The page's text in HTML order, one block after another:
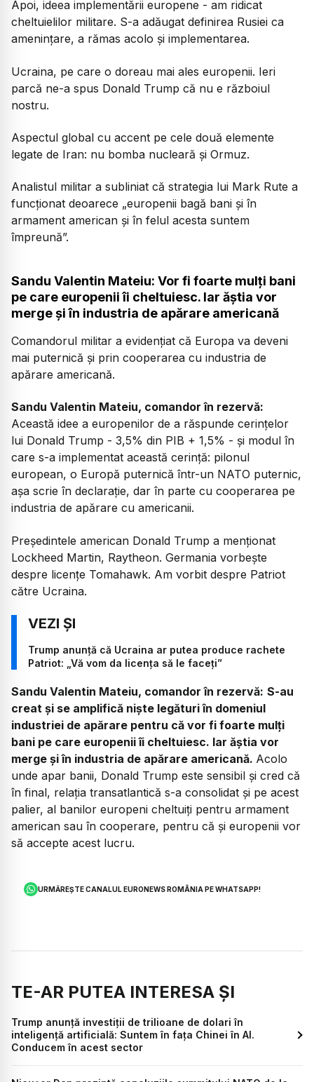
Apoi, ideea implementării europene - am ridicat
cheltuielilor militare. S-a adăugat definirea Rusiei ca
amenințare, a rămas acolo și implementarea.
Ucraina, pe care o doreau mai ales europenii. Ieri
parcă ne-a spus Donald Trump că nu e războiul
nostru.
Aspectul global cu accent pe cele două elemente
legate de Iran: nu bomba nucleară și Ormuz.
Analistul militar a subliniat că strategia lui Mark Rute a
funcționat deoarece „europenii bagă bani și în
armament american și în felul acesta suntem
împreună”.
Sandu Valentin Mateiu: Vor fi foarte mulți bani
pe care europenii îi cheltuiesc. Iar ăștia vor
merge și în industria de apărare americană
Comandorul militar a evidențiat că Europa va deveni
mai puternică și prin cooperarea cu industria de
apărare americană.
Sandu Valentin Mateiu, comandor în rezervă:
Această idee a europenilor de a răspunde cerințelor
lui Donald Trump - 3,5% din PIB + 1,5% - și modul în
care s-a implementat această cerință: pilonul
european, o Europă puternică într-un NATO puternic,
așa scrie în declarație, dar în parte cu cooperarea pe
industria de apărare cu americanii.
Președintele american Donald Trump a menționat
Lockheed Martin, Raytheon. Germania vorbește
despre licențe Tomahawk. Am vorbit despre Patriot
către Ucraina.
Trump anunță că Ucraina ar putea produce rachete
Patriot: „Vă vom da licența să le faceți”
Sandu Valentin Mateiu, comandor în rezervă: S-au
creat și se amplifică niște legături în domeniul
industriei de apărare pentru că vor fi foarte mulți
bani pe care europenii îi cheltuiesc. Iar ăștia vor
merge și în industria de apărare americană. Acolo
unde apar banii, Donald Trump este sensibil și cred că
în final, relația transatlantică s-a consolidat și pe acest
palier, al banilor europeni cheltuiți pentru armament
american sau în cooperare, pentru că și europenii vor
să accepte acest lucru.
URMĂREȘTE CANALUL EURONEWS ROMÂNIA PE WHATSAPP!
TE-AR PUTEA INTERESA ȘI
Trump anunță investiții de trilioane de dolari în
inteligență artificială: Suntem în fața Chinei în AI.
Conducem în acest sector